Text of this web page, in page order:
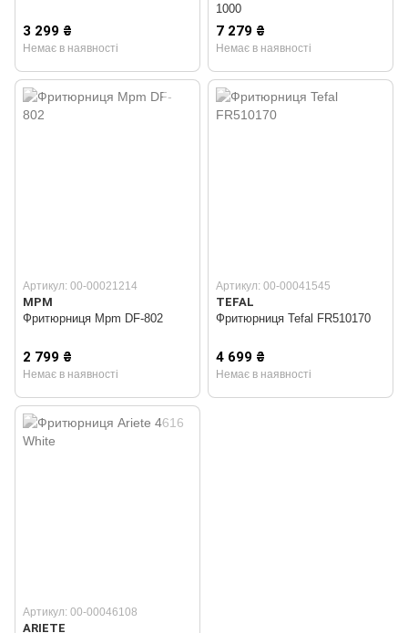
3 299 ₴
Немає в наявності
1000
7 279 ₴
Немає в наявності
Артикул: 00-00021214
MPM
Фритюрниця Mpm DF-802
2 799 ₴
Немає в наявності
Артикул: 00-00041545
TEFAL
Фритюрниця Tefal FR510170
4 699 ₴
Немає в наявності
Артикул: 00-00046108
ARIETE